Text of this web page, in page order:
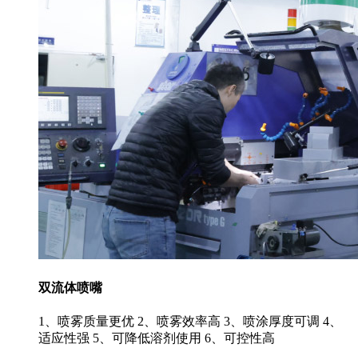
双流体喷嘴
1、喷雾质量更优 2、喷雾效率高 3、喷涂厚度可调 4、
适应性强 5、可降低溶剂使用 6、可控性高